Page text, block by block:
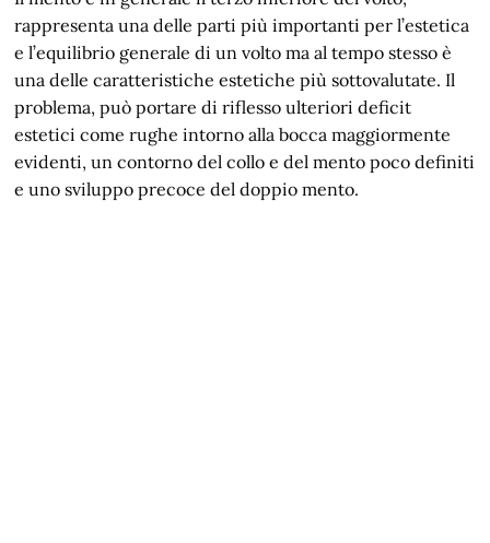
rappresenta una delle parti più importanti per l’estetica
e l’equilibrio generale di un volto ma al tempo stesso è
una delle caratteristiche estetiche più sottovalutate. Il
problema, può portare di riflesso ulteriori deficit
estetici come rughe intorno alla bocca maggiormente
evidenti, un contorno del collo e del mento poco definiti
e uno sviluppo precoce del doppio mento.